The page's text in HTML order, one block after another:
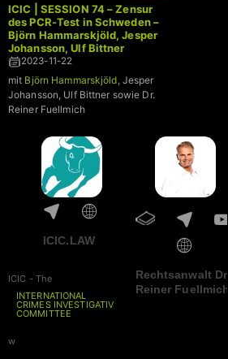
ICIC | SESSION 74 – Zensur
des PCR-Test in Schweden –
Björn Hammarskjöld, Jesper
Johansson, Ulf Bittner
2023-11-22
mit Björn Hammarskjöld, Jesper
Johansson, Ulf Bittner sowie Dr.
Reiner Fuellmich
ICIC.LAW
ICIC - The
INTERNATIONAL
CRIMES INVESTIGATIVE
COMMITTEE
w
Rechtsanwalt Dr.
Reiner Fuellmich